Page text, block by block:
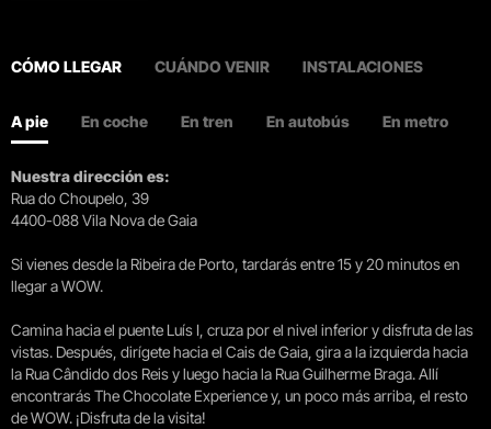
CÓMO LLEGAR CUÁNDO VENIR INSTALACIONES
A pie En coche En tren En autobús En metro
Nuestra dirección es:
Rua do Choupelo, 39
4400-088 Vila Nova de Gaia
Si vienes desde la Ribeira de Porto, tardarás entre 15 y 20 minutos en
llegar a WOW.
Camina hacia el puente Luís I, cruza por el nivel inferior y disfruta de las
vistas. Después, dirígete hacia el Cais de Gaia, gira a la izquierda hacia
la Rua Cândido dos Reis y luego hacia la Rua Guilherme Braga. Allí
encontrarás The Chocolate Experience y, un poco más arriba, el resto
de WOW. ¡Disfruta de la visita!